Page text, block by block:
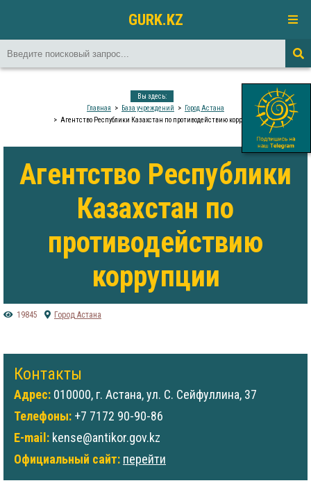
GURK.KZ
Вы здесь:
Главная
База учреждений
Город Астана
Агентство Республики Казахстан по противодействию коррупции
Агентство Республики
Казахстан по
противодействию
коррупции
19845 Город Астана
Контакты
Адрес: 010000, г. Астана, ул. С. Сейфуллина, 37
Телефоны: +7 7172 90-90-86
E-mail: kense@antikor.gov.kz
Официальный сайт: перейти